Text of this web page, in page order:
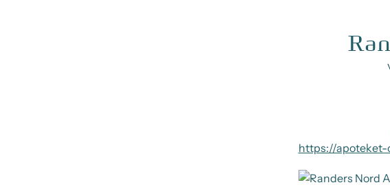
https://apoteket-